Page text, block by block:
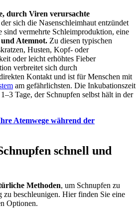
durch Viren verursachte
sich die Nasenschleimhaut entzündet
vermehrte Schleimproduktion, eine
und Atemnot. Zu diesen typischen
Husten, Kopf- oder
oder leicht erhöhtes Fieber
verbreitet sich durch
Kontakt und ist für Menschen mit
am gefährlichsten. Die Inkubationszeit
Tage, der Schnupfen selbst hält in der
Atemwege während der
schnell und
Methoden, um Schnupfen zu
zu beschleunigen. Hier finden Sie eine
Optionen.